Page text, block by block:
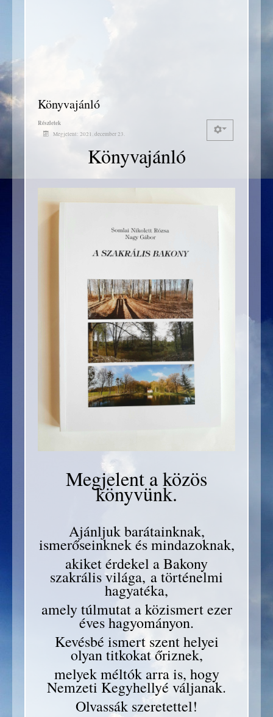
Könyvajánló
Részletek
Megjelent: 2021. december 23.
Könyvajánló
Megjelent a közös
könyvünk.
Ajánljuk barátainknak,
ismerőseinknek és mindazoknak,
akiket érdekel a Bakony
szakrális világa, a történelmi
hagyatéka,
amely túlmutat a közismert ezer
éves hagyományon.
Kevésbé ismert szent helyei
olyan titkokat őriznek,
melyek méltók arra is, hogy
Nemzeti Kegyhellyé váljanak.
Olvassák szeretettel!